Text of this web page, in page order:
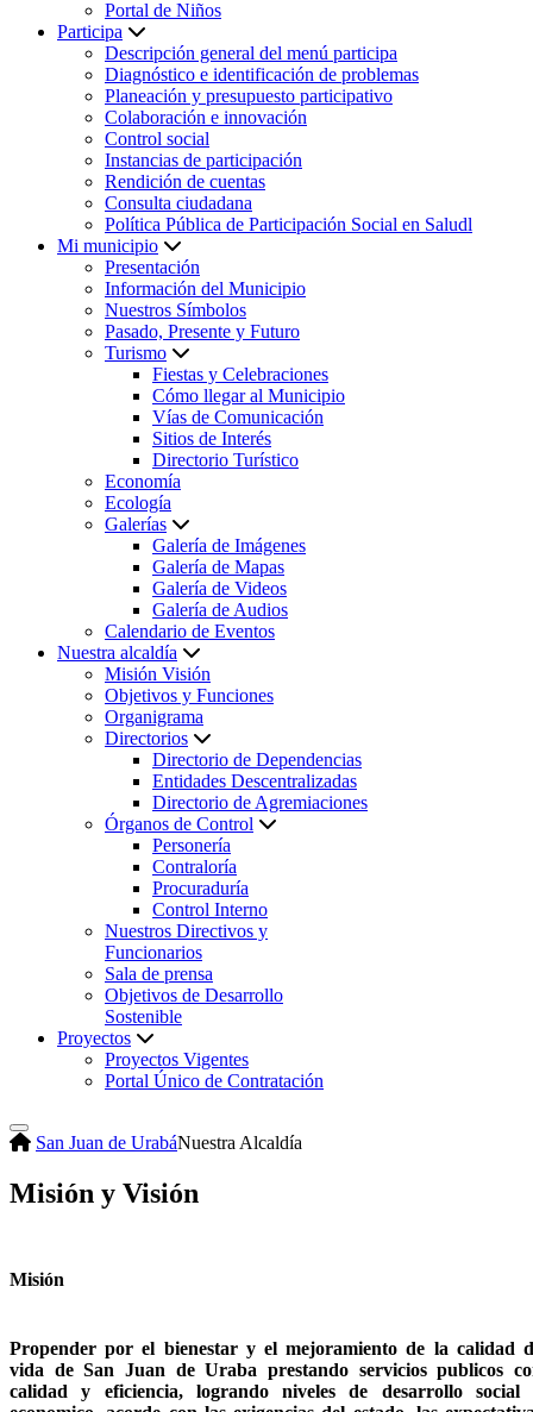
Portal de Niños
Participa
Descripción general del menú participa
Diagnóstico e identificación de problemas
Planeación y presupuesto participativo
Colaboración e innovación
Control social
Instancias de participación
Rendición de cuentas
Consulta ciudadana
Política Pública de Participación Social en Saludl
Mi municipio
Presentación
Información del Municipio
Nuestros Símbolos
Pasado, Presente y Futuro
Turismo
Fiestas y Celebraciones
Cómo llegar al Municipio
Vías de Comunicación
Sitios de Interés
Directorio Turístico
Economía
Ecología
Galerías
Galería de Imágenes
Galería de Mapas
Galería de Videos
Galería de Audios
Calendario de Eventos
Nuestra alcaldía
Misión Visión
Objetivos y Funciones
Organigrama
Directorios
Directorio de Dependencias
Entidades Descentralizadas
Directorio de Agremiaciones
Órganos de Control
Personería
Contraloría
Procuraduría
Control Interno
Nuestros Directivos y
Funcionarios
Sala de prensa
Objetivos de Desarrollo
Sostenible
Proyectos
Proyectos Vigentes
Portal Único de Contratación
San Juan de UrabáNuestra Alcaldía
Misión y Visión
Misión
Propender por el bienestar y el mejoramiento de la calidad
vida de San Juan de Uraba prestando servicios publicos
calidad y eficiencia, logrando niveles de desarrollo social